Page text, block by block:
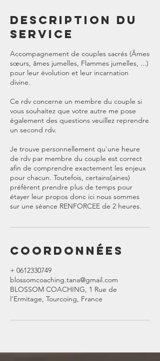
Description du
service
Accompagnement de couples sacrés (Âmes
sœurs, âmes jumelles, Flammes jumelles, ...)
pour leur évolution et leur incarnation
divine.
Ce rdv concerne un membre du couple si
vous souhaitez que votre autre me pose
également des questions veuillez reprendre
un second rdv.
Je trouve personnellement qu'une heure
de rdv par membre du couple est correct
afin de comprendre exactement les enjeux
pour chacun. Toutefois, certains(aines)
préfèrent prendre plus de temps pour
étayer leur propos donc ici nous sommes
sur une séance RENFORCEE de 2 heures.
Coordonnées
+ 0612330749
blossomcoaching.tana@gmail.com
BLOSSOM COACHING, 1 Rue de
l'Ermitage, Tourcoing, France